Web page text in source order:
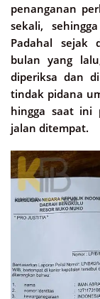
penanganan
sekali,
Padahal sejak
bulan yang
diperiksa dan
tindak pidana
hingga saat ini
jalan ditempat.